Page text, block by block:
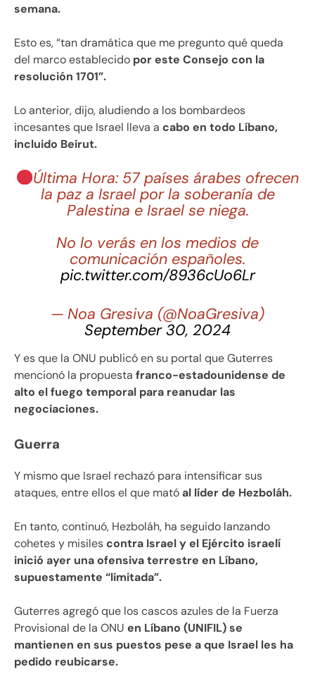
semana.
Esto es, “tan dramática que me pregunto qué queda
del marco establecido por este Consejo con la
resolución 1701”.
Lo anterior, dijo, aludiendo a los bombardeos
incesantes que Israel lleva a cabo en todo Líbano,
incluido Beirut.
Última Hora: 57 países árabes ofrecen
la paz a Israel por la soberanía de
Palestina e Israel se niega.
No lo verás en los medios de
comunicación españoles.
pic.twitter.com/8936cUo6Lr
— Noa Gresiva (@NoaGresiva)
September 30, 2024
Y es que la ONU publicó en su portal que Guterres
mencionó la propuesta franco-estadounidense de
alto el fuego temporal para reanudar las
negociaciones.
Guerra
Y mismo que Israel rechazó para intensificar sus
ataques, entre ellos el que matóal líder de Hezboláh.
En tanto, continuó, Hezboláh, ha seguido lanzando
cohetes y misilescontra Israel y el Ejército israelí
inició ayer una ofensiva terrestre en Líbano,
supuestamente “limitada”.
Guterres agregó que los cascos azules de la Fuerza
Provisional de la ONU en Líbano (UNIFIL) se
mantienen en sus puestos pese a que Israel les ha
pedido reubicarse.